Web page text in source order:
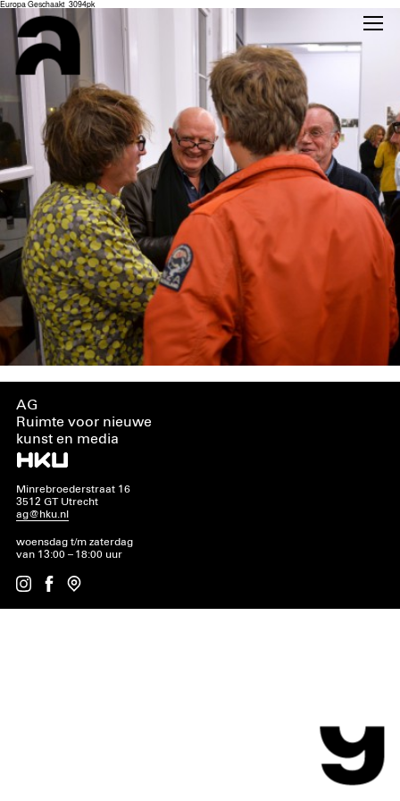
Europa Geschaakt_3094pk
AG
Ruimte voor nieuwe
kunst en media
Minrebroederstraat 16
3512 GT Utrecht
ag@hku.nl
woensdag t/m zaterdag
van 13:00 – 18:00 uur